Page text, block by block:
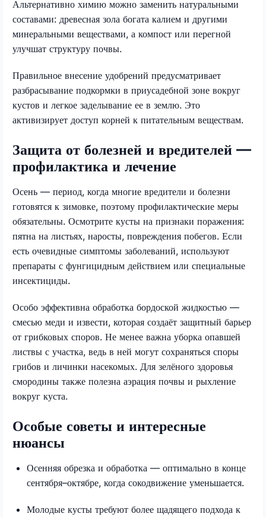
Альтернативно химию можно заменить натуральными
составами: древесная зола богата калием и другими
минеральными веществами, а компост или перегной
улучшат структуру почвы.
Правильное внесение удобрений предусматривает
разбрасывание подкормки в приусадебной зоне вокруг
кустов и легкое заделывание ее в землю. Это
активизирует доступ корней к питательным веществам.
Защита от болезней и вредителей —
профилактика и лечение
Осень — период, когда многие вредители и болезни
готовятся к зимовке, поэтому профилактические меры
обязательны. Осмотрите кусты на признаки поражения:
пятна на листьях, наросты, повреждения побегов. Если
есть очевидные симптомы заболеваний, используют
препараты с фунгицидным действием или специальные
инсектициды.
Особо эффективна обработка бордоской жидкостью —
смесью меди и извести, которая создаёт защитный барьер
от грибковых споров. Не менее важна уборка опавшей
листвы с участка, ведь в ней могут сохраняться споры
грибов и личинки насекомых. Для зелёного здоровья
смородины также полезна аэрация почвы и рыхление
вокруг куста.
Особые советы и интересные
нюансы
Осенняя обрезка и обработка — оптимально в конце
сентября–октябре, когда сокодвижение уменьшается.
Молодые кусты требуют более щадящего подхода к